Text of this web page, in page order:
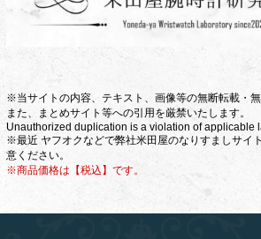
※当サイトの内容、テキスト、画像等の無断転載・無
また、まとめサイト等への引用を厳禁いたします。
Unauthorized duplication is a violation of applicable
※最近 ヤフオクなどで弊社米田屋のなりすましサイ
意ください。
※商品価格は【税込】です。